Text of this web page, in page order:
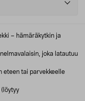
– hämäräkytkin ja
joka latautuu
eteen tai parvekkeelle